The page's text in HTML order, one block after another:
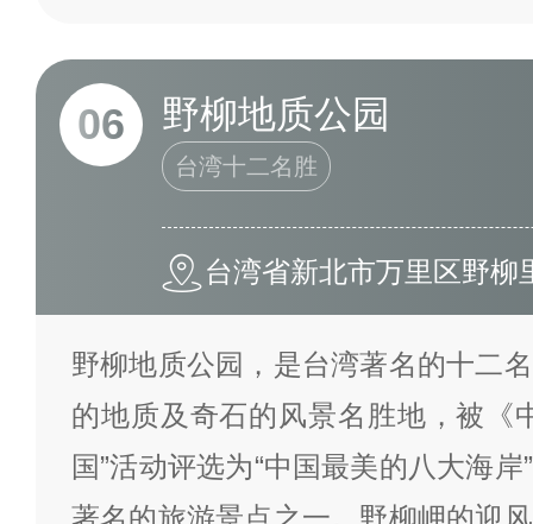
06 野柳地质公园
台湾十二名胜
台湾省新北市万里区野柳
野柳地质公园，是台湾著名的十二
的地质及奇石的风景名胜地，被《
国”活动评选为“中国最美的八大海
著名的旅游景点之一。野柳岬的迎